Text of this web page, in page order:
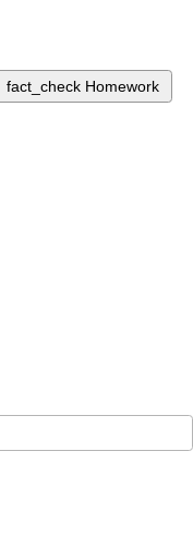
fact_check Homework